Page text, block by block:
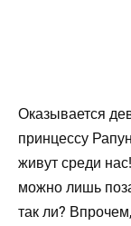
Оказывается
принцессу
живут среди
можно лишь
так ли?